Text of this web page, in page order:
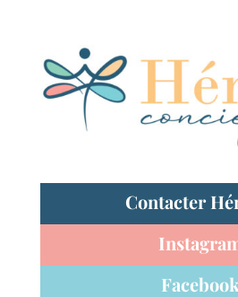
Contacter
Facebook